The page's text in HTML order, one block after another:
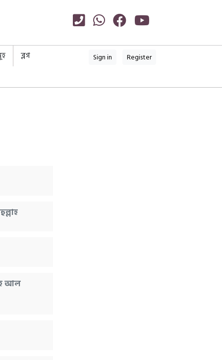
ব্লগ
Sign in Register
আল